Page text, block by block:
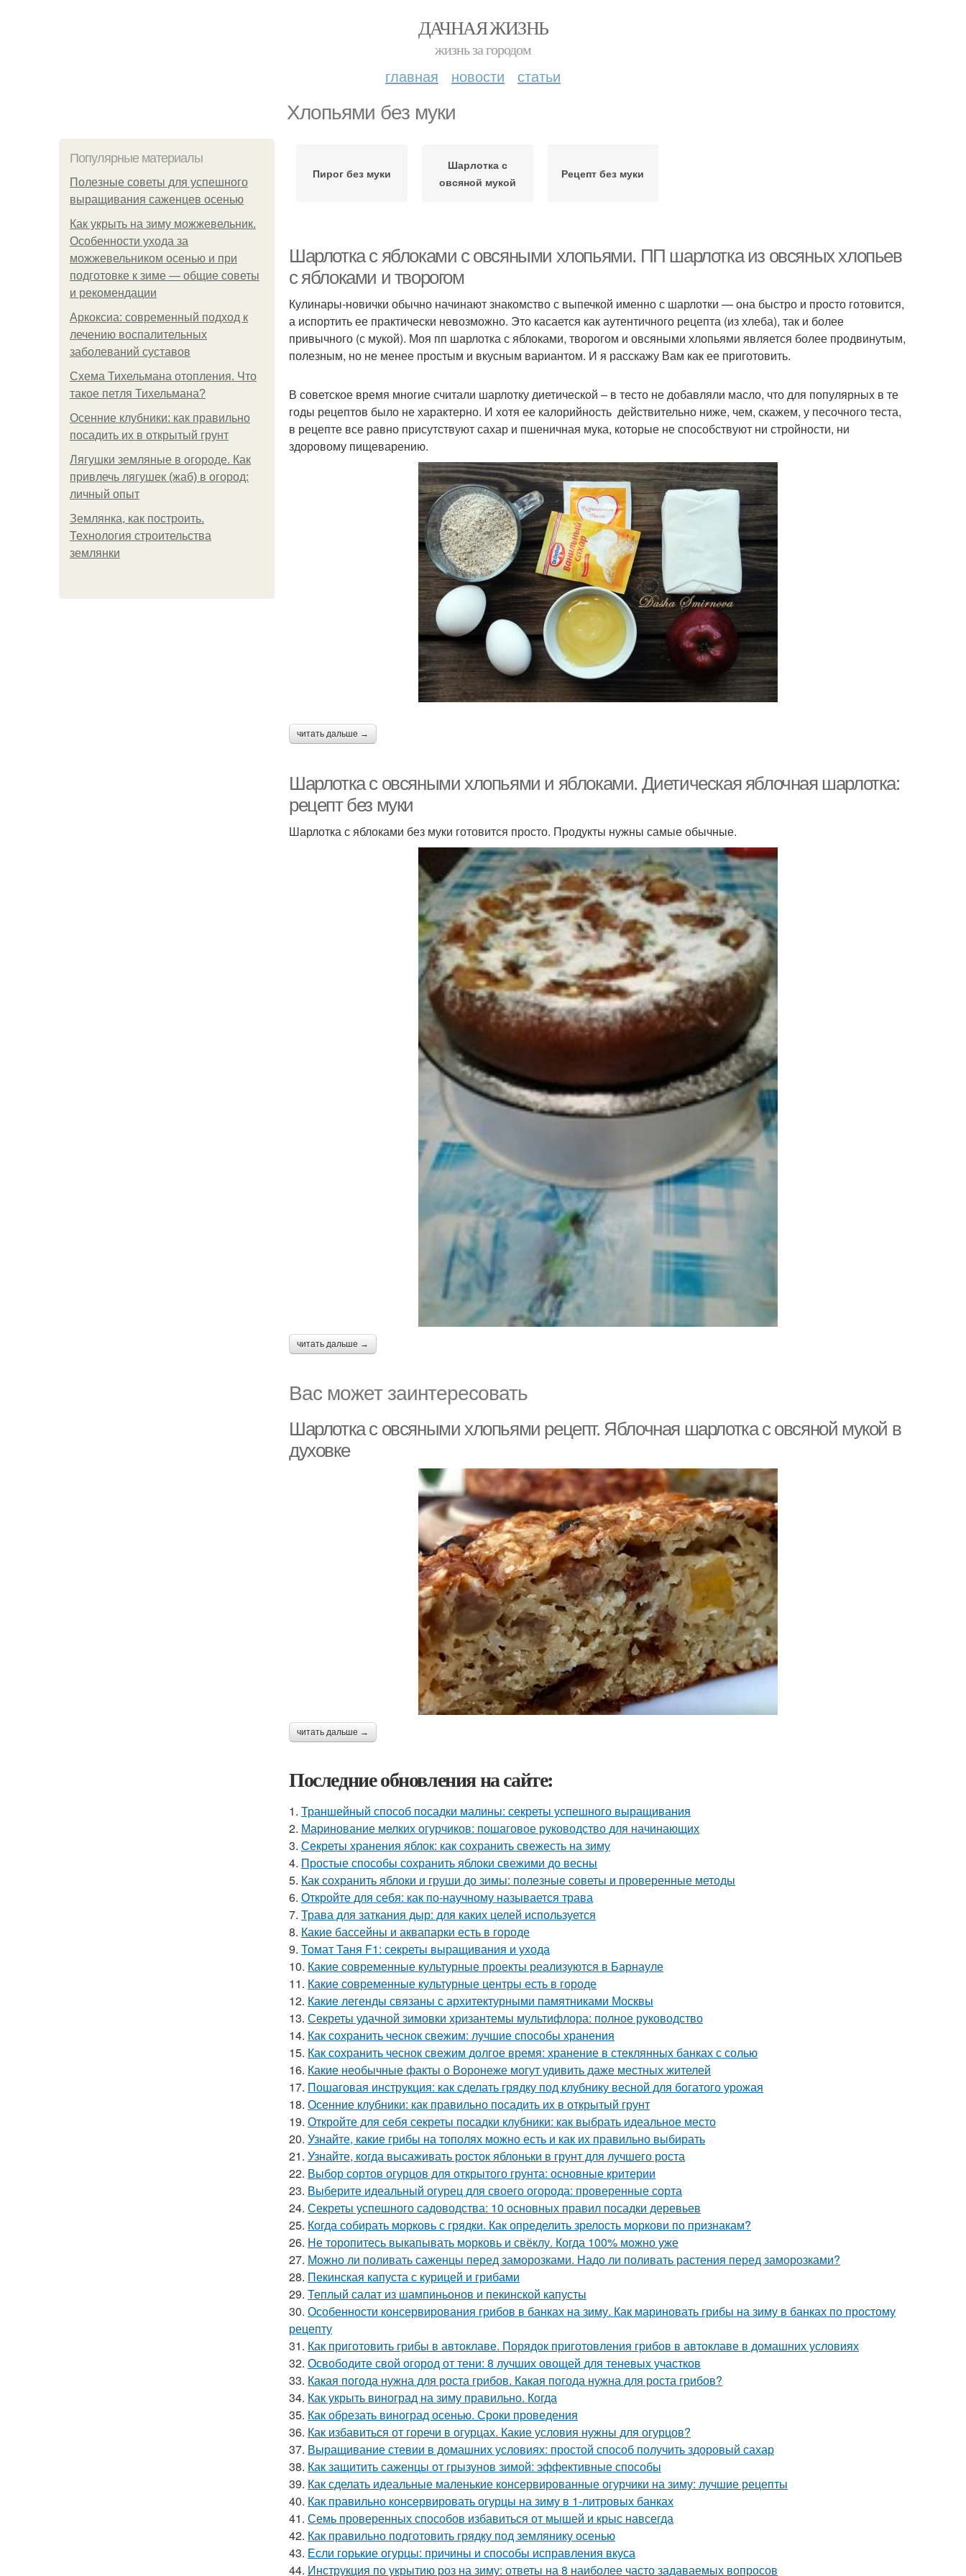
ДАЧНАЯ ЖИЗНЬ
жизнь за городом
главная новости статьи
Хлопьями без муки
Популярные материалы
Полезные советы для успешного
выращивания саженцев осенью
Как укрыть на зиму можжевельник.
Особенности ухода за
можжевельником осенью и при
подготовке к зиме — общие советы
и рекомендации
Аркоксиа: современный подход к
лечению воспалительных
заболеваний суставов
Схема Тихельмана отопления. Что
такое петля Тихельмана?
Осенние клубники: как правильно
посадить их в открытый грунт
Лягушки земляные в огороде. Как
привлечь лягушек (жаб) в огород:
личный опыт
Землянка, как построить.
Технология строительства
землянки
Пирог без муки
Шарлотка с
овсяной мукой
Рецепт без муки
Шарлотка с яблоками с овсяными хлопьями. ПП шарлотка из овсяных хлопьев
с яблоками и творогом
Кулинары-новички обычно начинают знакомство с выпечкой именно с шарлотки — она быстро и просто готовится,
а испортить ее практически невозможно. Это касается как аутентичного рецепта (из хлеба), так и более
привычного (с мукой). Моя пп шарлотка с яблоками, творогом и овсяными хлопьями является более продвинутым,
полезным, но не менее простым и вкусным вариантом. И я расскажу Вам как ее приготовить.
В советское время многие считали шарлотку диетической – в тесто не добавляли масло, что для популярных в те
годы рецептов было не характерно. И хотя ее калорийность действительно ниже, чем, скажем, у песочного теста,
в рецепте все равно присутствуют сахар и пшеничная мука, которые не способствуют ни стройности, ни
здоровому пищеварению.
читать дальше →
Шарлотка с овсяными хлопьями и яблоками. Диетическая яблочная шарлотка:
рецепт без муки
Шарлотка с яблоками без муки готовится просто. Продукты нужны самые обычные.
читать дальше →
Вас может заинтересовать
Шарлотка с овсяными хлопьями рецепт. Яблочная шарлотка с овсяной мукой в
духовке
читать дальше →
Последние обновления на сайте:
1. Траншейный способ посадки малины: секреты успешного выращивания
2. Маринование мелких огурчиков: пошаговое руководство для начинающих
3. Секреты хранения яблок: как сохранить свежесть на зиму
4. Простые способы сохранить яблоки свежими до весны
5. Как сохранить яблоки и груши до зимы: полезные советы и проверенные методы
6. Откройте для себя: как по-научному называется трава
7. Трава для заткания дыр: для каких целей используется
8. Какие бассейны и аквапарки есть в городе
9. Томат Таня F1: секреты выращивания и ухода
10. Какие современные культурные проекты реализуются в Барнауле
11. Какие современные культурные центры есть в городе
12. Какие легенды связаны с архитектурными памятниками Москвы
13. Секреты удачной зимовки хризантемы мультифлора: полное руководство
14. Как сохранить чеснок свежим: лучшие способы хранения
15. Как сохранить чеснок свежим долгое время: хранение в стеклянных банках с солью
16. Какие необычные факты о Воронеже могут удивить даже местных жителей
17. Пошаговая инструкция: как сделать грядку под клубнику весной для богатого урожая
18. Осенние клубники: как правильно посадить их в открытый грунт
19. Откройте для себя секреты посадки клубники: как выбрать идеальное место
20. Узнайте, какие грибы на тополях можно есть и как их правильно выбирать
21. Узнайте, когда высаживать росток яблоньки в грунт для лучшего роста
22. Выбор сортов огурцов для открытого грунта: основные критерии
23. Выберите идеальный огурец для своего огорода: проверенные сорта
24. Секреты успешного садоводства: 10 основных правил посадки деревьев
25. Когда собирать морковь с грядки. Как определить зрелость моркови по признакам?
26. Не торопитесь выкапывать морковь и свёклу. Когда 100% можно уже
27. Можно ли поливать саженцы перед заморозками. Надо ли поливать растения перед заморозками?
28. Пекинская капуста с курицей и грибами
29. Теплый салат из шампиньонов и пекинской капусты
30. Особенности консервирования грибов в банках на зиму. Как мариновать грибы на зиму в банках по простому
рецепту
31. Как приготовить грибы в автоклаве. Порядок приготовления грибов в автоклаве в домашних условиях
32. Освободите свой огород от тени: 8 лучших овощей для теневых участков
33. Какая погода нужна для роста грибов. Какая погода нужна для роста грибов?
34. Как укрыть виноград на зиму правильно. Когда
35. Как обрезать виноград осенью. Сроки проведения
36. Как избавиться от горечи в огурцах. Какие условия нужны для огурцов?
37. Выращивание стевии в домашних условиях: простой способ получить здоровый сахар
38. Как защитить саженцы от грызунов зимой: эффективные способы
39. Как сделать идеальные маленькие консервированные огурчики на зиму: лучшие рецепты
40. Как правильно консервировать огурцы на зиму в 1-литровых банках
41. Семь проверенных способов избавиться от мышей и крыс навсегда
42. Как правильно подготовить грядку под землянику осенью
43. Если горькие огурцы: причины и способы исправления вкуса
44. Инструкция по укрытию роз на зиму: ответы на 8 наиболее часто задаваемых вопросов